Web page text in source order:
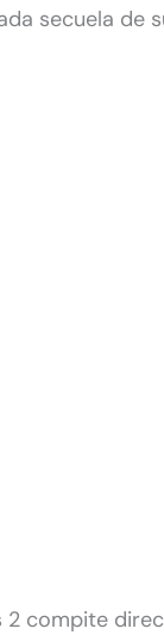
secuela de
2 compite